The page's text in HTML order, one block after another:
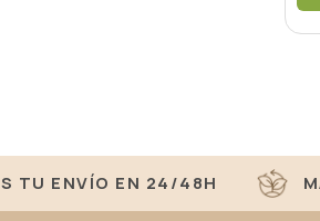
TU ENVÍO EN 24/48H